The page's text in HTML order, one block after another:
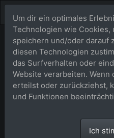
Um dir ein optimales
Technologien wie Cookies,
speichern und/oder darauf
diesen Technologien
das Surfverhalten oder
Website verarbeiten.
erteilst oder zurückziehst,
und Funktionen
Ich